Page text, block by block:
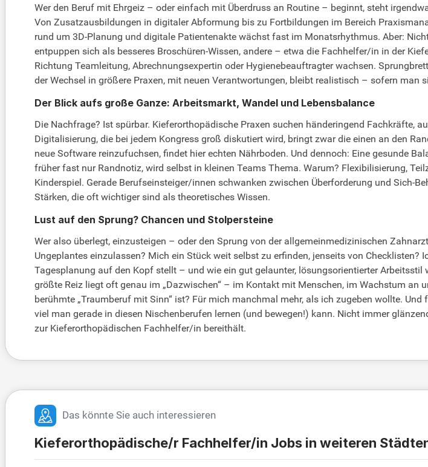
Wer den Beruf mit Ehrgeiz – oder einfach mit Überdruss an Routine – beginnt, steht
Von Zusatzausbildungen in digitaler Abformung bis zu Fortbildungen im Bereich
rund um 3D-Planung und digitale Patientenakte wächst fast im Monatsrhythmus. Aber:
entpuppen sich als besseres Broschüren-Wissen, andere – etwa die Fachhelfer/in in der
Richtung Teamleitung, Abrechnungsexpertin oder Hygienebeauftragter wachsen.
der Wechsel in größere Praxen, mit neuen Verantwortungen, bleibt realistisch – sofern
Der Blick aufs große Ganze: Arbeitsmarkt, Wandel und Lebensbalance
Die Nachfrage? Ist spürbar. Kieferorthopädische Praxen suchen händeringend Fachkräfte,
Digitalisierung, die bei jedem Kongress groß diskutiert wird, bringt zwar die einen an den
neue Software reinzufuchsen, findet hier echten Nährboden. Und dennoch: Eine gesunde
früher fast nur Randnotiz, wird selbst in kleinen Teams Thema. Warum? Flexibilisierung,
Kinderspiel. Gerade Berufseinsteiger/innen schwanken zwischen Überforderung und Sich-
Stärken, die oft wichtiger sind als theoretisches Wissen.
Lust auf den Sprung? Chancen und Stolpersteine
Wer also überlegt, einzusteigen – oder den Sprung von der allgemeinmedizinischen
Ungeplantes einzulassen? Mich ein Stück weit selbst zu erfinden, jenseits von
Tagesplanung auf den Kopf stellt – und wie ein gut gelaunter, lösungsorientierter
größte Reiz liegt oft genau im „Dazwischen“ – im Kontakt mit Menschen, im Wachstum
berühmte „Traumberuf mit Sinn“ ist? Für mich manchmal mehr, als ich zugeben wollte.
viel man gerade in diesen Nischenberufen lernen (und bewegen!) kann. Nicht immer
zur Kieferorthopädischen Fachhelfer/in bereithält.
Das könnte Sie auch interessieren
Kieferorthopädische/r Fachhelfer/in Jobs in weiteren